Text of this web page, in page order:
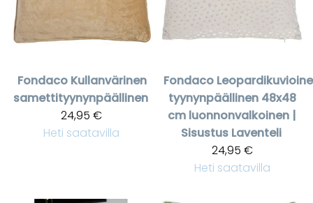
Fondaco Kullanvärinen
samettityynynpäällinen
24,95 €
Heti saatavilla
Fondaco
tyynynpäällinen 48x48
cm luonnonvalkoinen |
Sisustus Laventeli
24,95 €
Heti saatavilla